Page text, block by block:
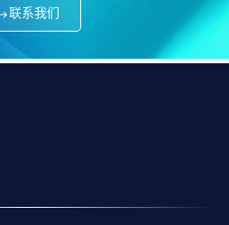
联系我们